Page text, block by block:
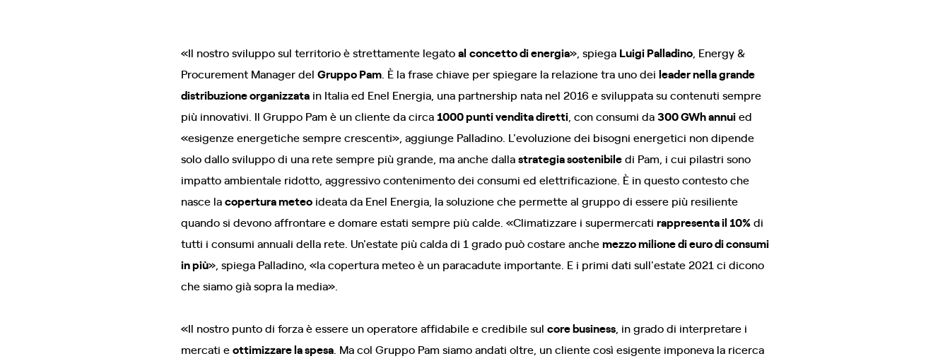
«Il nostro sviluppo sul territorio è strettamente legatoal concetto di energia», spiega Luigi Palladino , Energy &
Procurement Manager del Gruppo Pam . È la frase chiave per spiegare la relazione tra uno dei leader nella grande
distribuzione organizzata in Italia ed Enel Energia, una partnership nata nel 2016 e sviluppata su contenuti sempre
più innovativi. Il Gruppo Pam è un cliente da circa 1000 punti vendita diretti , con consumi da300 GWh annuied
«esigenze energetiche sempre crescenti», aggiunge Palladino. L'evoluzione dei bisogni energetici non dipende
solo dallo sviluppo di una rete sempre più grande, ma anche dallastrategia sostenibiledi Pam, i cui pilastri sono
impatto ambientale ridotto, aggressivo contenimento dei consumi ed elettrificazione. È in questo contesto che
nasce lacopertura meteo ideata da Enel Energia, la soluzione che permette al gruppo di essere più resiliente
quando si devono affrontare e domare estati sempre più calde. «Climatizzare i supermercati rappresenta il 10%di
tutti i consumi annuali della rete. Un'estate più calda di 1 grado può costare anchemezzo milione di euro di consumi
in più», spiega Palladino, «la copertura meteo è un paracadute importante. E i primi dati sull'estate 2021 ci dicono
che siamo già sopra la media».
«Il nostro punto di forza è essere un operatore affidabile e credibile sul core business , in grado di interpretare i
mercati eottimizzare la spesa . Ma col Gruppo Pam siamo andati oltre, un cliente così esigente imponeva la ricerca